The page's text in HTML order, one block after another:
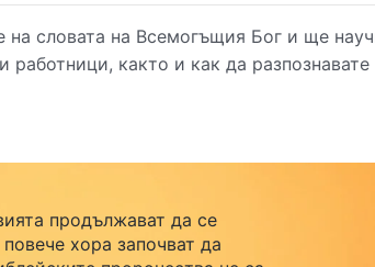
на словата на Всемогъщия Бог и ще
работници, както и как да
продължават да се
хора започват да